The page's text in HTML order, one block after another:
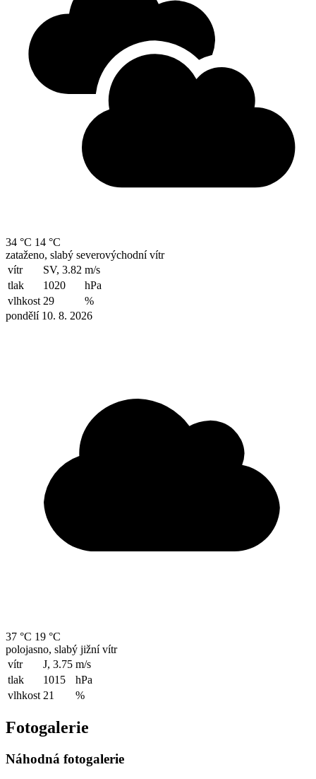
34 °C 14 °C
zataženo, slabý severovýchodní vítr
vítr
SV, 3.82 m/s
tlak
1020
hPa
vlhkost 29
%
pondělí 10. 8. 2026
37 °C 19 °C
polojasno, slabý jižní vítr
vítr
J, 3.75 m/s
tlak
1015
hPa
vlhkost 21 %
Fotogalerie
Náhodná fotogalerie